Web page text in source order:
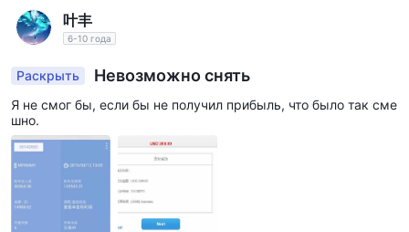
валют, таких как доллар США, евро, британский фунт,
японская иена и швейцарский франк. Второстепенные
время как экзотические пары включают валюты
развивающихся или менее торгуемых рынков.
пока hiifx рекламирует эти рыночные инструменты, важно
проявлять осторожность и учитывать риски, связанные с
торговлей на нерегулируемой платформе, поскольку
отсутствие регулирования может повлиять на безопасность
и надежность торговой среды.
叶丰
6-10 года
Раскрыть Невозможно снять
Я не смог бы, если бы не получил прибыль, что было так сме
шно.